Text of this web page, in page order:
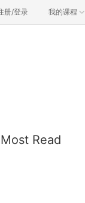
册/登录 我的课程
Most Read